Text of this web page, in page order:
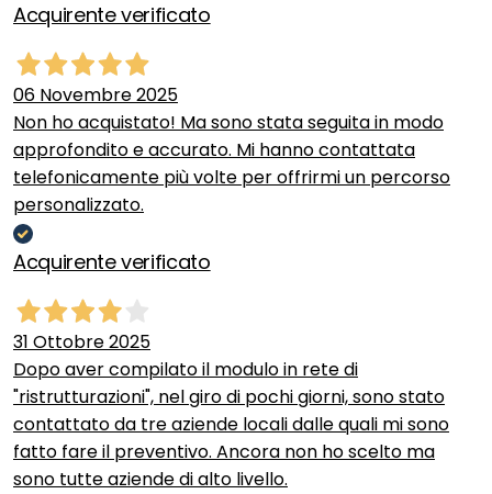
Acquirente verificato
06 Novembre 2025
Non ho acquistato! Ma sono stata seguita in modo
approfondito e accurato. Mi hanno contattata
telefonicamente più volte per offrirmi un percorso
personalizzato.
Acquirente verificato
31 Ottobre 2025
Dopo aver compilato il modulo in rete di
"ristrutturazioni", nel giro di pochi giorni, sono stato
contattato da tre aziende locali dalle quali mi sono
fatto fare il preventivo. Ancora non ho scelto ma
sono tutte aziende di alto livello.